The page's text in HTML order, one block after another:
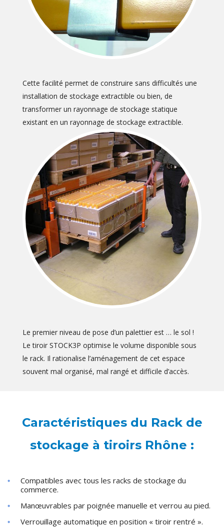
Cette facilité permet de construire sans difficultés une
installation de stockage extractible ou bien, de
transformer un rayonnage de stockage statique
existant en un rayonnage de stockage extractible.
Le premier niveau de pose d’un palettier est … le sol !
Le tiroir STOCK3P optimise le volume disponible sous
le rack. Il rationalise l’aménagement de cet espace
souvent mal organisé, mal rangé et difficile d’accès.
Caractéristiques du Rack de
stockage à tiroirs Rhône :
Compatibles avec tous les racks de stockage du
commerce.
Manœuvrables par poignée manuelle et verrou au pied.
Verrouillage automatique en position « tiroir rentré ».